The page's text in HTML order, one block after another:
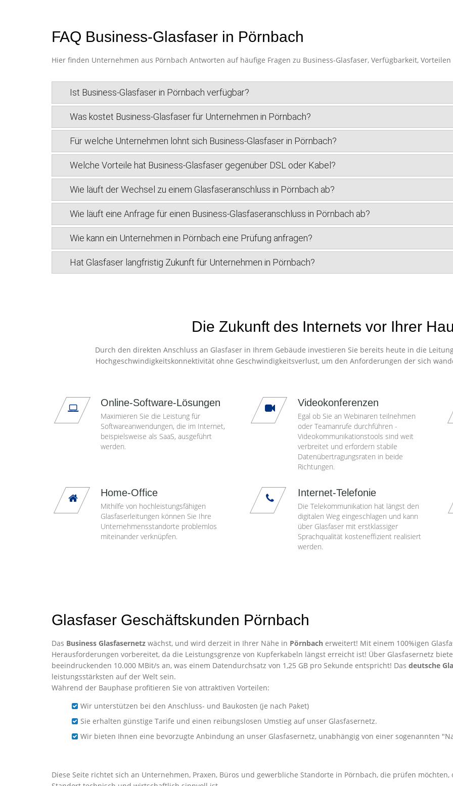
FAQ Business-Glasfaser in Pörnbach
Hier finden Unternehmen aus Pörnbach Antworten auf häufige Fragen zu Business-Glasfaser, Verfügbarkeit,
Ist Business-Glasfaser in Pörnbach verfügbar?
Was kostet Business-Glasfaser für Unternehmen in Pörnbach?
Für welche Unternehmen lohnt sich Business-Glasfaser in Pörnbach?
Welche Vorteile hat Business-Glasfaser gegenüber DSL oder Kabel?
Wie läuft der Wechsel zu einem Glasfaseranschluss in Pörnbach ab?
Wie läuft eine Anfrage für einen Business-Glasfaseranschluss in Pörnbach ab?
Wie kann ein Unternehmen in Pörnbach eine Prüfung anfragen?
Hat Glasfaser langfristig Zukunft für Unternehmen in Pörnbach?
Die Zukunft des Internets vor Ihrer
Durch den direkten Anschluss an Glasfaser in Ihrem Gebäude investieren Sie bereits heute in die
Hochgeschwindigkeitskonnektivität ohne Geschwindigkeitsverlust, um den Anforderungen der sich
Online-Software-Lösungen
Maximieren Sie die Leistung für
Softwareanwendungen, die im Internet,
beispielsweise als SaaS, ausgeführt
werden.
Videokonferenzen
Egal ob Sie an Webinaren teilnehmen
oder Teamanrufe durchführen -
Videokommunikationstools sind weit
verbreitet und erfordern stabile
Datenübertragungsraten in beide
Richtungen.
Home-Office
Mithilfe von hochleistungsfähigen
Glasfaserleitungen können Sie Ihre
Unternehmensstandorte problemlos
miteinander verknüpfen.
Internet-Telefonie
Die Telekommunikation hat längst den
digitalen Weg eingeschlagen und kann
über Glasfaser mit erstklassiger
Sprachqualität kosteneffizient realisiert
werden.
Glasfaser Geschäftskunden Pörnbach
Das Business Glasfasernetz wächst, und wird derzeit in Ihrer Nähe in Pörnbach erweitert! Mit einem 100%igen
Herausforderungen vorbereitet, da die Leistungsgrenze von Kupferkabeln längst erreicht ist! Über Glasfasernetz
beeindruckenden 10.000 MBit/s an, was einem Datendurchsatz von 1,25 GB pro Sekunde entspricht! Das deutsche
leistungsstärksten auf der Welt sein.
Während der Bauphase profitieren Sie von attraktiven Vorteilen:
Wir unterstützen bei den Anschluss- und Baukosten (je nach Paket)
Sie erhalten günstige Tarife und einen reibungslosen Umstieg auf unser Glasfasernetz.
Wir bieten Ihnen eine bevorzugte Anbindung an unser Glasfasernetz, unabhängig von einer sogenannten
Diese Seite richtet sich an Unternehmen, Praxen, Büros und gewerbliche Standorte in Pörnbach, die prüfen